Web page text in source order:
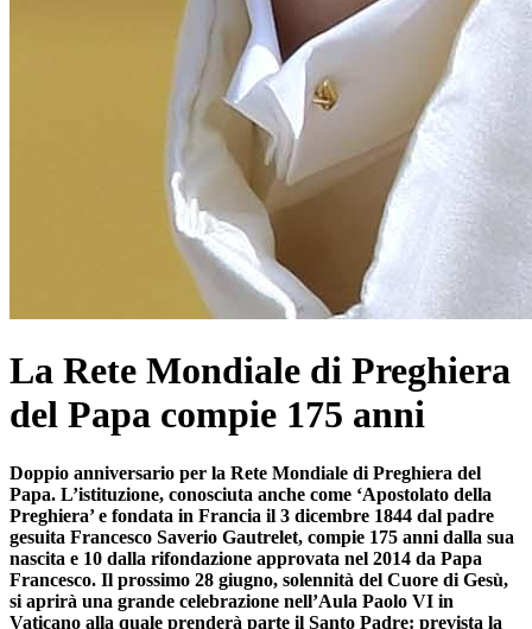
La Rete Mondiale di Preghiera
del Papa compie 175 anni
Doppio anniversario per la Rete Mondiale di Preghiera del
Papa. L’istituzione, conosciuta anche come ‘Apostolato della
Preghiera’ e fondata in Francia il 3 dicembre 1844 dal padre
gesuita Francesco Saverio Gautrelet, compie 175 anni dalla sua
nascita e 10 dalla rifondazione approvata nel 2014 da Papa
Francesco. Il prossimo 28 giugno, solennità del Cuore di Gesù,
si aprirà una grande celebrazione nell’Aula Paolo VI in
Vaticano alla quale prenderà parte il Santo Padre: prevista la